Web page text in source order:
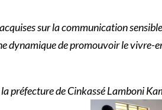
sur la communication
dynamique de promouvoir le vivre-
préfecture de Cinkassé Lamboni